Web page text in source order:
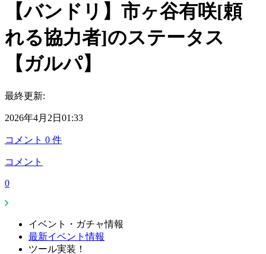
【バンドリ】市ヶ谷有咲[頼
れる協力者]のステータス
【ガルパ】
最終更新:
2026年4月2日01:33
コメント 0 件
コメント
0
イベント・ガチャ情報
最新イベント情報
ツール実装！